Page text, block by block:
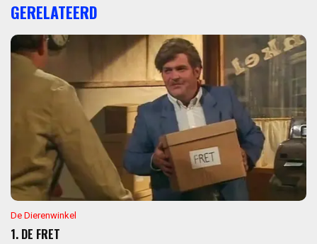
GERELATEERD
De Dierenwinkel
1. DE FRET